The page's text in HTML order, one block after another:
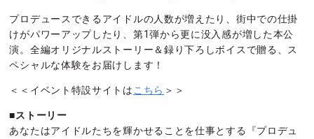
プロデュースできるアイドルの人数が増えたり、街中での仕掛
けがパワーアップしたり、第1弾から更に没入感が増した本公
演。全編オリジナルストーリー＆録り下ろしボイスで贈る、ス
ペシャルな体験をお届けします！
＜＜イベント特設サイトは こちら ＞＞
■ストーリー
あなたはアイドルたちを輝かせることを仕事とする『プロデュ